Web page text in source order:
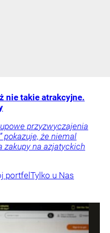
nie takie atrakcyjne.
przyzwyczajenia
pokazuje, że niemal
zakupy na azjatyckich
portfelTylko u Nas